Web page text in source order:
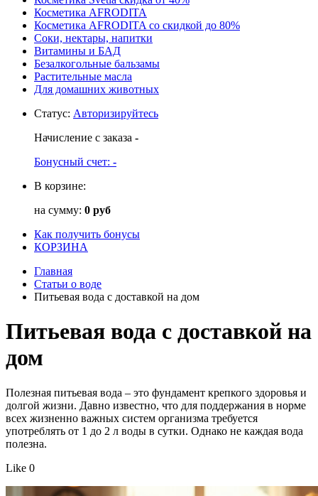
Косметика AFRODITA
Косметика AFRODITA со скидкой до 80%
Соки, нектары, напитки
Витамины и БАД
Безалкогольные бальзамы
Растительные масла
Для домашних животных
Статус: Авторизируйтесь
Начисление с заказа -
Бонусный счет: -
В корзине:
на сумму: 0 руб
Как получить бонусы
КОРЗИНА
Главная
Статьи о воде
Питьевая вода с доставкой на дом
Питьевая вода с доставкой на
дом
Полезная питьевая вода – это фундамент крепкого здоровья и
долгой жизни. Давно известно, что для поддержания в норме
всех жизненно важных систем организма требуется
употреблять от 1 до 2 л воды в сутки. Однако не каждая вода
полезна.
Like 0